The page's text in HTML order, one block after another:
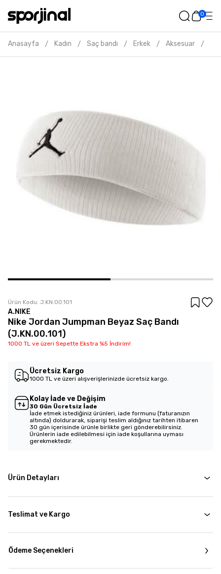
0
Anasayfa / Kadın / Saç bandı / Erkek / Aksesuar /
Ürün Kodu: J.KN.00.101
A.NIKE
Nike Jordan Jumpman Beyaz Saç Bandı
(J.KN.00.101)
1000 TL ve üzeri Sepette Ekstra %5 İndirim!
Ücretsiz Kargo
1000 TL ve üzeri alışverişlerinizde ücretsiz kargo.
Kolay İade ve Değişim
30 Gün Ücretsiz İade
İade etmek istediğiniz ürünleri, iade formunu (faturanızın
altında) doldurarak, siparişi teslim aldığınız tarihten itibaren
30 gün içerisinde ürünle birlikte geri gönderebilirsiniz.
Ürünlerin iade edilebilmesi için iade koşullarına uyması
gerekmektedir.
Ürün Detayları
Teslimat ve Kargo
Ödeme Seçenekleri